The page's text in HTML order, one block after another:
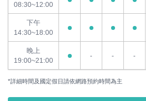
08:30~12:00
下午
14:30~18:00
晚上
19:00~21:00
- - -
*詳細時間及國定假日請依網路預約時間為主